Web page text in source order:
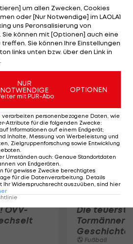
Lettland importiert worden
Mithilfe zweier
und nach Gründung einer
16.000 Euro hinterzogen
Verurteilung drohen
Haft.
ÖVV-
Die
Tormänner
Geschichte
Fußball
um allen Zwecken, Cookies
oder [Nur Notwendige] im LAOLA1
uns Peronsalisierung von
können mit [Optionen] auch eine
Sie können Ihre Einstellungen
links unten bzw. über den Link in
NUR
NOTWENDIGE
mit PUR-Abo
OPTIONEN
verarbeiten personenbezogene Daten, wie
Attribute für die folgenden Zwecke:
Informationen auf einem Endgerät;
Inhalte, Messung von Werbeleistung und
Zielgruppenforschung sowie Entwicklung
.
Umständen auch: Genaue Standortdaten
von Endgeräten.
für gewisse Zwecke berechtigtes
für die Datenverarbeitung. Details
Ihr Widerspruchsrecht auszuüben, sind hier